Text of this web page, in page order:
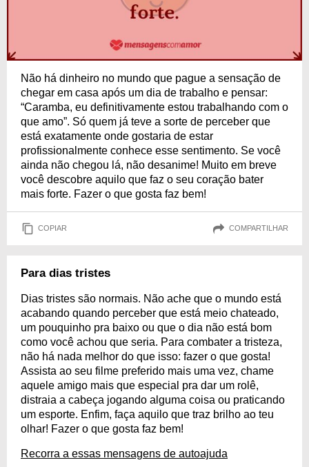
Não há dinheiro no mundo que pague a sensação de
chegar em casa após um dia de trabalho e pensar:
“Caramba, eu definitivamente estou trabalhando com o
que amo”. Só quem já teve a sorte de perceber que
está exatamente onde gostaria de estar
profissionalmente conhece esse sentimento. Se você
ainda não chegou lá, não desanime! Muito em breve
você descobre aquilo que faz o seu coração bater
mais forte. Fazer o que gosta faz bem!
COPIAR COMPARTILHAR
Para dias tristes
Dias tristes são normais. Não ache que o mundo está
acabando quando perceber que está meio chateado,
um pouquinho pra baixo ou que o dia não está bom
como você achou que seria. Para combater a tristeza,
não há nada melhor do que isso: fazer o que gosta!
Assista ao seu filme preferido mais uma vez, chame
aquele amigo mais que especial pra dar um rolê,
distraia a cabeça jogando alguma coisa ou praticando
um esporte. Enfim, faça aquilo que traz brilho ao teu
olhar! Fazer o que gosta faz bem!
Recorra a essas mensagens de autoajuda